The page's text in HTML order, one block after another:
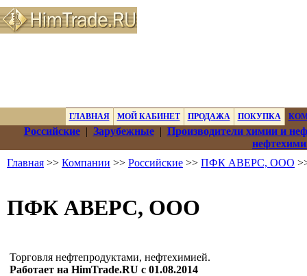
ГЛАВНАЯ МОЙ КАБИНЕТ ПРОДАЖА ПОКУПКА
Российские| Зарубежные| Производители химии и
Главная >> Компании >> Российские >> ПФК АВЕРС, ООО
ПФК АВЕРС, ООО
Торговля нефтепродуктами, нефтехимией.
Работает на HimTrade.RU с 01.08.2014